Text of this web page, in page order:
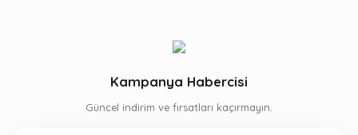
Kampanya Habercisi
Güncel indirim ve fırsatları kaçırmayın.